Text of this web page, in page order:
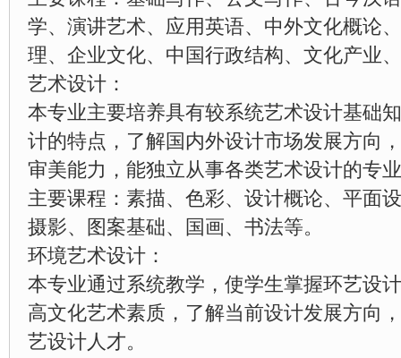
学、演讲艺术、应用英语、中外文化概论
理、企业文化、中国行政结构、文化产业
艺术设计：
本专业主要培养具有较系统艺术设计基础
计的特点，了解国内外设计市场发展方向
审美能力，能独立从事各类艺术设计的专
主要课程：素描、色彩、设计概论、平面
摄影、图案基础、国画、书法等。
环境艺术设计：
本专业通过系统教学，使学生掌握环艺设
高文化艺术素质，了解当前设计发展方向
艺设计人才。